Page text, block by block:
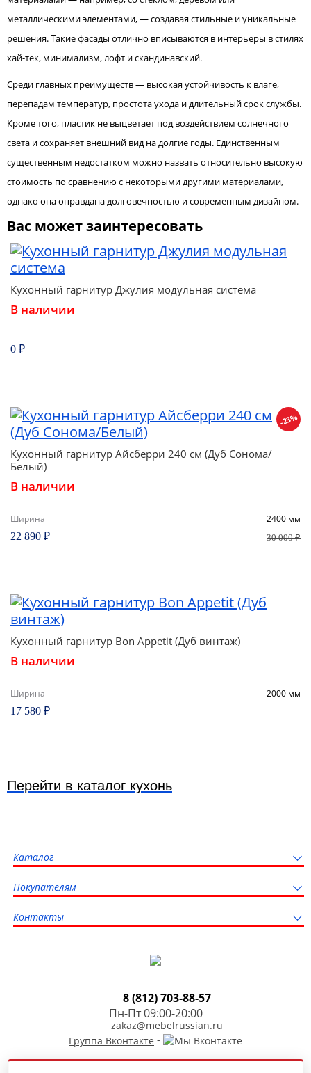
металлическими элементами, — создавая стильные и уникальные
решения. Такие фасады отлично вписываются в интерьеры в стилях
хай-тек, минимализм, лофт и скандинавский.
Среди главных преимуществ — высокая устойчивость к влаге,
перепадам температур, простота ухода и длительный срок службы.
Кроме того, пластик не выцветает под воздействием солнечного
света и сохраняет внешний вид на долгие годы. Единственным
существенным недостатком можно назвать относительно высокую
стоимость по сравнению с некоторыми другими материалами,
однако она оправдана долговечностью и современным дизайном.
Вас может заинтересовать
Кухонный гарнитур Джулия модульная система
В наличии
0 ₽
-23%
Кухонный гарнитур Айсберри 240 см (Дуб Сонома/
Белый)
В наличии
Ширина
2400 мм
22 890 ₽
30 000 ₽
Кухонный гарнитур Bon Appetit (Дуб винтаж)
В наличии
Ширина
2000 мм
17 580 ₽
Перейти в каталог кухонь
8 (812) 703-88-57
Пн-Пт 09:00-20:00
zakaz@mebelrussian.ru
Группа Вконтакте -
Каталог
Покупателям
Контакты